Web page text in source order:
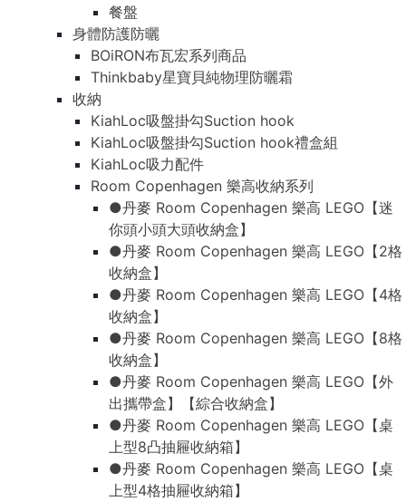
餐盤
身體防護防曬
BOiRON布瓦宏系列商品
Thinkbaby星寶貝純物理防曬霜
收納
KiahLoc吸盤掛勾Suction hook
KiahLoc吸盤掛勾Suction hook禮盒組
KiahLoc吸力配件
Room Copenhagen 樂高收納系列
●丹麥 Room Copenhagen 樂高 LEGO【迷
你頭小頭大頭收納盒】
●丹麥 Room Copenhagen 樂高 LEGO【2格
收納盒】
●丹麥 Room Copenhagen 樂高 LEGO【4格
收納盒】
●丹麥 Room Copenhagen 樂高 LEGO【8格
收納盒】
●丹麥 Room Copenhagen 樂高 LEGO【外
出攜帶盒】【綜合收納盒】
●丹麥 Room Copenhagen 樂高 LEGO【桌
上型8凸抽屜收納箱】
●丹麥 Room Copenhagen 樂高 LEGO【桌
上型4格抽屜收納箱】